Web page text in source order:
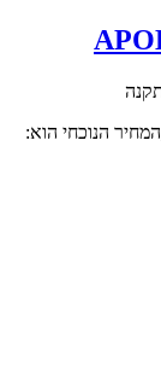
המחיר הנוכחי הוא: